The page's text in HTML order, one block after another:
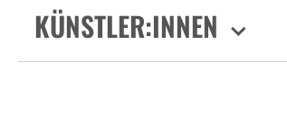
KÜNSTLER:INNEN